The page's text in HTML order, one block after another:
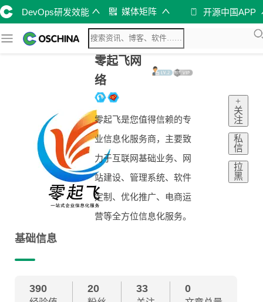
DevOps研发效能 媒体矩阵 开源中国APP
零起飞网
络
零起飞是您值得信赖的专
业信息化服务商，主要致
力于互联网基础业务、网
站建设、管理系统、软件
定制、优化推广、电商运
营等全方位信息化服务。
+
关
注
私
信
拉
黑
基础信息
390 20 33 0